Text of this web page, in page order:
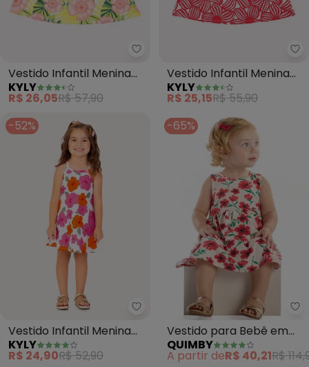
Kyly - Vestido Infantil Menina
Vestido Infantil Menina
Flores (Branco)
KYLY
R$ 26,05R$ 57,90
Vestido Infantil Menina
em Algodão Flores
(Branco)
KYLY
R$ 25,15R$ 55,90
-52%
Kyly - Vestido Infantil Menina
Vestido Infantil Menina
Flores (Branco)
KYLY
R$ 24,90R$ 52,90
-65%
Vestido para Bebê em
Cotton Flor (Branco)
QUIMBY
A partir deR$ 40,21R$